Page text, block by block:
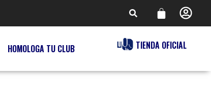
HOMOLOGA TU CLUB TIENDA OFICIAL